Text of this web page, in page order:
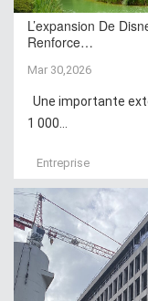
L’expansion De
Renforce…
Mar 30,2026
Une importante
1 000...
Entreprise